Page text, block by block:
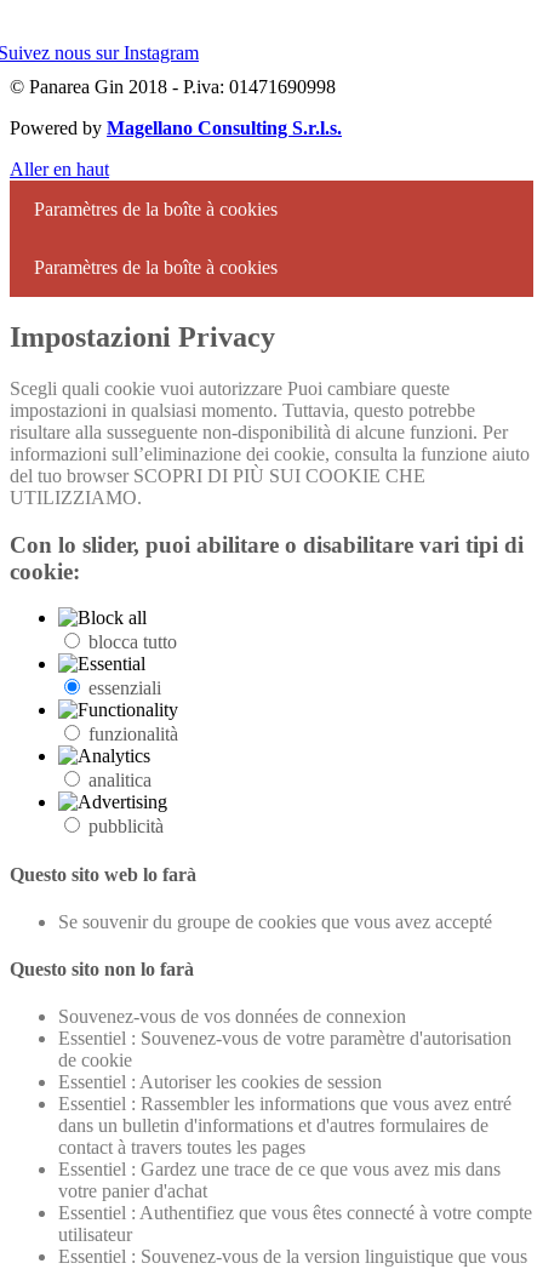
nous sur Instagram
© Panarea Gin 2018 - P.iva: 01471690998
Powered by Magellano Consulting S.r.l.s.
Aller en haut
Paramètres de la boîte à cookies
Paramètres de la boîte à cookies
Impostazioni Privacy
Scegli quali cookie vuoi autorizzare Puoi cambiare queste
impostazioni in qualsiasi momento. Tuttavia, questo potrebbe
risultare alla susseguente non-disponibilità di alcune funzioni. Per
informazioni sull’eliminazione dei cookie, consulta la funzione aiuto
del tuo browser SCOPRI DI PIÙ SUI COOKIE CHE
UTILIZZIAMO.
Con lo slider, puoi abilitare o disabilitare vari tipi di
cookie:
blocca tutto
essenziali
funzionalità
analitica
pubblicità
Questo sito web lo farà
Se souvenir du groupe de cookies que vous avez accepté
Questo sito non lo farà
Souvenez-vous de vos données de connexion
Essentiel : Souvenez-vous de votre paramètre d'autorisation
de cookie
Essentiel : Autoriser les cookies de session
Essentiel : Rassembler les informations que vous avez entré
dans un bulletin d'informations et d'autres formulaires de
contact à travers toutes les pages
Essentiel : Gardez une trace de ce que vous avez mis dans
votre panier d'achat
Essentiel : Authentifiez que vous êtes connecté à votre compte
utilisateur
Essentiel : Souvenez-vous de la version linguistique que vous